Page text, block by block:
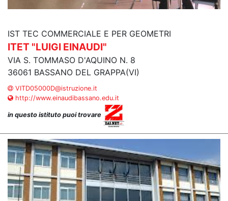
IST TEC COMMERCIALE E PER GEOMETRI
ITET "LUIGI EINAUDI"
VIA S. TOMMASO D'AQUINO N. 8
36061 BASSANO DEL GRAPPA(VI)
VITD05000D@istruzione.it
http://www.einaudibassano.edu.it
in questo istituto puoi trovare